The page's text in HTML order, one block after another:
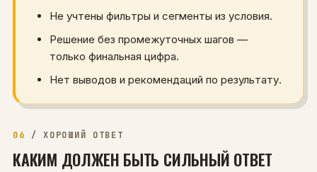
Не учтены фильтры и сегменты из условия.
Решение без промежуточных шагов —
только финальная цифра.
Нет выводов и рекомендаций по результату.
06 /ХОРОШИЙ ОТВЕТ
КАКИМ ДОЛЖЕН БЫТЬ СИЛЬНЫЙ ОТВЕТ